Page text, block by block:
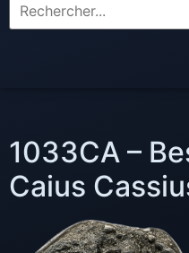
1033CA –
Caius